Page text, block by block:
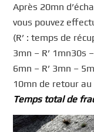
Après 20mn
vous pouvez
(R’ : temps de
3mn – R’ 1mn30s
6mn – R’ 3mn –
10mn de retour
Temps total de